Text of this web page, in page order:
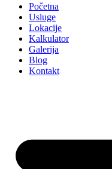
Početna
Usluge
Lokacije
Kalkulator
Galerija
Blog
Kontakt